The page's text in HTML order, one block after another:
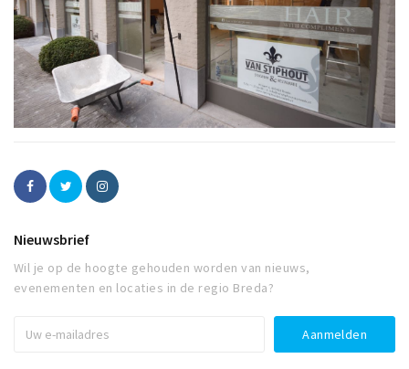
Nieuwsbrief
Wil je op de hoogte gehouden worden van nieuws,
evenementen en locaties in de regio Breda?